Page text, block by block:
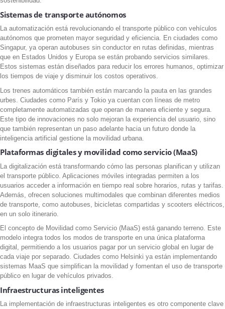
Sistemas de transporte autónomos
La automatización está revolucionando el transporte público con vehículos
autónomos que prometen mayor seguridad y eficiencia. En ciudades como
Singapur, ya operan autobuses sin conductor en rutas definidas, mientras
que en Estados Unidos y Europa se están probando servicios similares.
Estos sistemas están diseñados para reducir los errores humanos, optimizar
los tiempos de viaje y disminuir los costos operativos.
Los trenes automáticos también están marcando la pauta en las grandes
urbes. Ciudades como París y Tokio ya cuentan con líneas de metro
completamente automatizadas que operan de manera eficiente y segura.
Este tipo de innovaciones no solo mejoran la experiencia del usuario, sino
que también representan un paso adelante hacia un futuro donde la
inteligencia artificial gestione la movilidad urbana.
Plataformas digitales y movilidad como servicio (MaaS)
La digitalización está transformando cómo las personas planifican y utilizan
el transporte público. Aplicaciones móviles integradas permiten a los
usuarios acceder a información en tiempo real sobre horarios, rutas y tarifas.
Además, ofrecen soluciones multimodales que combinan diferentes medios
de transporte, como autobuses, bicicletas compartidas y scooters eléctricos,
en un solo itinerario.
El concepto de Movilidad como Servicio (MaaS) está ganando terreno. Este
modelo integra todos los modos de transporte en una única plataforma
digital, permitiendo a los usuarios pagar por un servicio global en lugar de
cada viaje por separado. Ciudades como Helsinki ya están implementando
sistemas MaaS que simplifican la movilidad y fomentan el uso de transporte
público en lugar de vehículos privados.
Infraestructuras inteligentes
La implementación de infraestructuras inteligentes es otro componente clave